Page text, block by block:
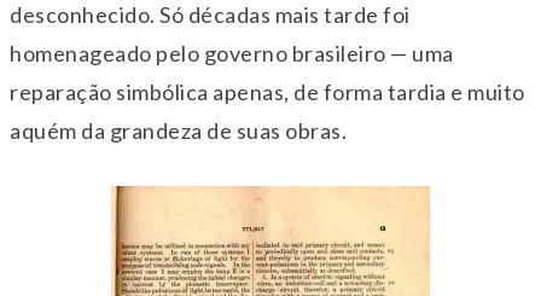
desconhecido. Só décadas mais tarde foi
homenageado pelo governo brasileiro — uma
reparação simbólica apenas, de forma tardia e muito
aquém da grandeza de suas obras.